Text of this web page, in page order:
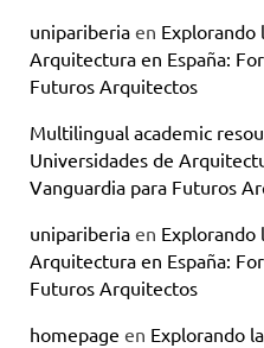
unipariberia en Explorando
Arquitectura en España:
Futuros Arquitectos
Multilingual academic
Universidades de
Vanguardia para Futuros
unipariberia en Explorando
Arquitectura en España:
Futuros Arquitectos
homepage en Explorando